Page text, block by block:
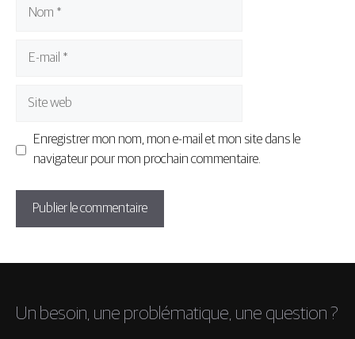
Enregistrer mon nom, mon e-mail et mon site dans le
navigateur pour mon prochain commentaire.
Un besoin, une problématique, une question ?